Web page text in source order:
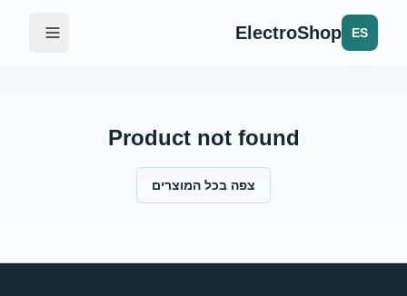
ES
ElectroShop
Product not found
צפה בכל המוצרים